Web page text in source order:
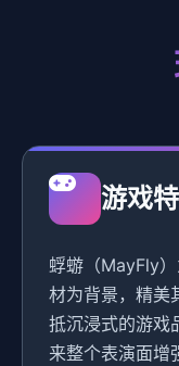
游戏
蜉蝣（MayFly
材为背景，精美
抵沉浸式的游戏
来整个表演面增